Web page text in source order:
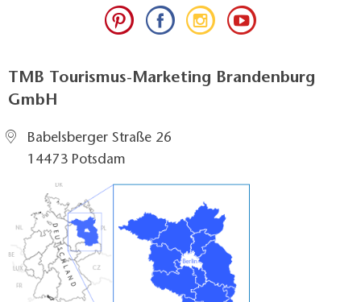
TMB Tourismus-Marketing Brandenburg
GmbH
Babelsberger Straße 26
14473 Potsdam